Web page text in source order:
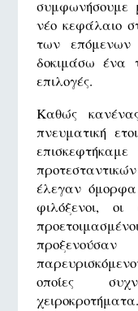
συμφωνήσουμε
νέο κεφάλαιο
των
δοκιμάσω ένα
επιλογές.
Καθώς
πνευματική
έλεγαν όμορφα
φιλόξενοι,
οποίες